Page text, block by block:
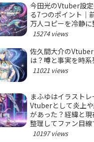
今田光のVtuber設
る7つのポイント｜
万人コピーを冷静に
15274 views
佐久間大介の
は？噂と事実を時系
11021 views
まふゆはイラスト
Vtuberとして炎上
があった？経緯と
整理してファン目線
10197 views